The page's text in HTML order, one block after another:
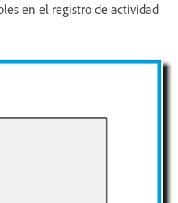
en el registro de actividad